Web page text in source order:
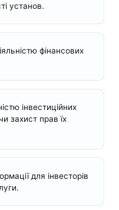
установ.
фінансових
інвестиційних
захист прав їх
для інвесторів